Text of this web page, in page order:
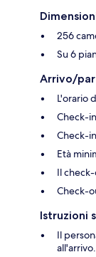
256
Su 6
Arrivo/
L'orario
Check-
Check-
Età
Il
Check-
Istruzioni
Il
all'arrivo.